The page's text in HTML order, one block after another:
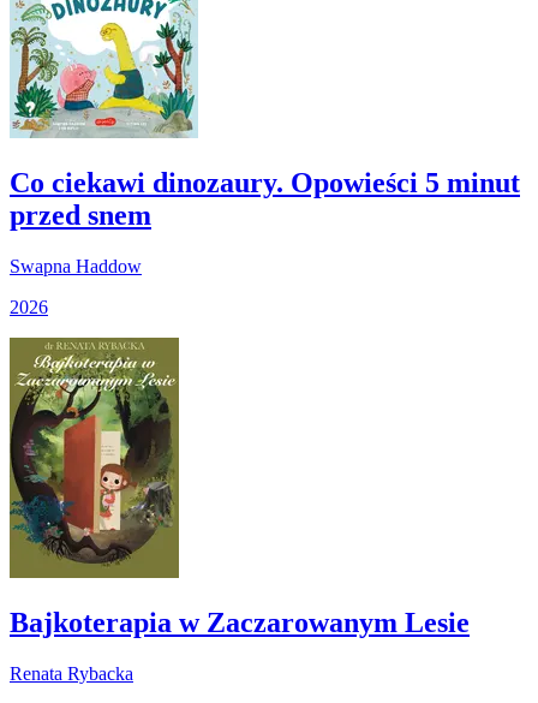
Co ciekawi dinozaury. Opowieści 5 minut
przed snem
Swapna Haddow
2026
Bajkoterapia w Zaczarowanym Lesie
Renata Rybacka